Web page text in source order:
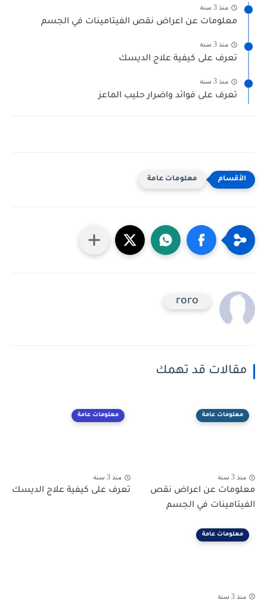
منذ 3 سنة
معلومات عن اعراض نقص الفيتامينات في الجسم
منذ 3 سنة
تعرف على كيفية علاج الديسك
منذ 3 سنة
تعرف على فوائد واضرار حليب الماعز
معلومات عامة
roro
مقالات قد تهمك
معلومات عامة
منذ 3 سنة
معلومات عن اعراض نقص
الفيتامينات في الجسم
معلومات عامة
منذ 3 سنة
تعرف على كيفية علاج الديسك
معلومات عامة
منذ 3 سنة